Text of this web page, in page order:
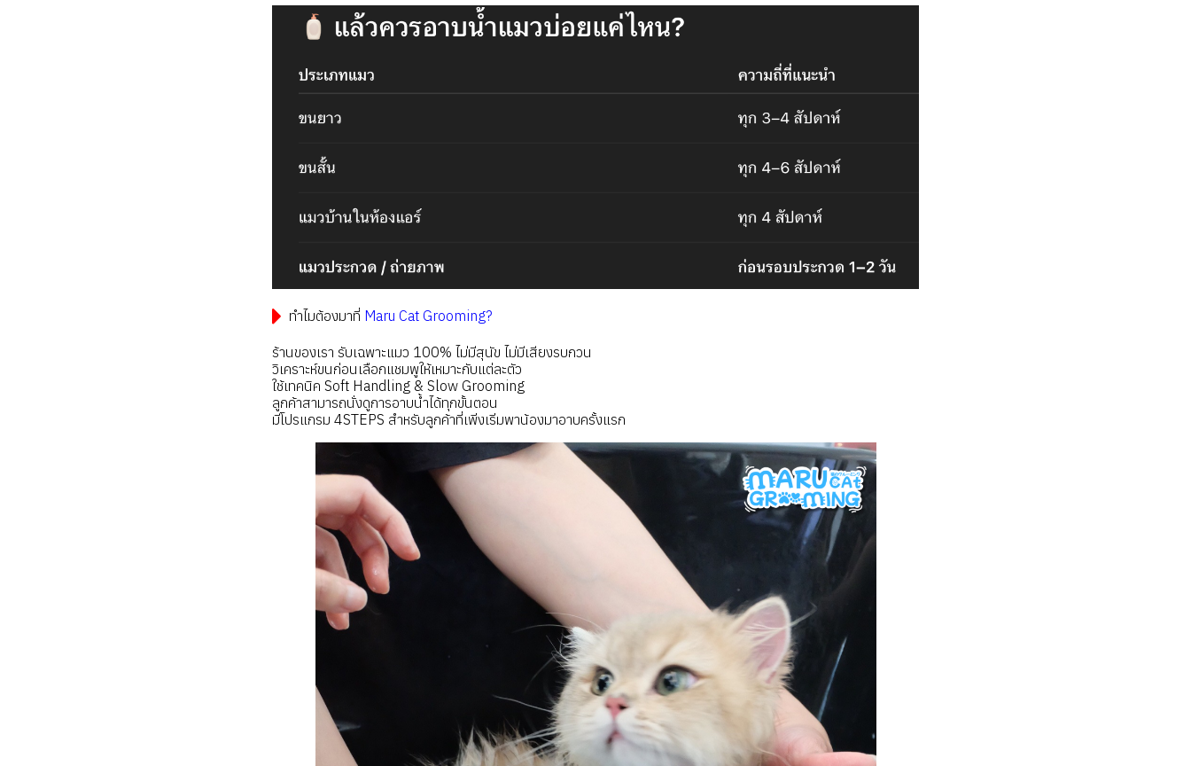
ทำไมต้องมาที่ Maru Cat Grooming?
ร้านของเรา รับเฉพาะแมว 100% ไม่มีสุนัข ไม่มีเสียงรบกวน
วิเคราะห์ขนก่อนเลือกแชมพูให้เหมาะกับแต่ละตัว
ใช้เทคนิค Soft Handling & Slow Grooming
ลูกค้าสามารถนั่งดูการอาบน้ำได้ทุกขั้นตอน
มีโปรแกรม 4STEPS สำหรับลูกค้าที่เพิ่งเริ่มพาน้องมาอาบครั้งแรก